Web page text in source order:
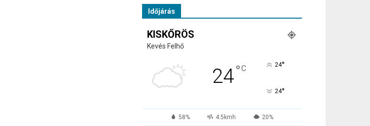
Időjárás
KISKŐRÖS
Kevés Felhő
24°C 24°
24°
58% 4.5kmh 20%